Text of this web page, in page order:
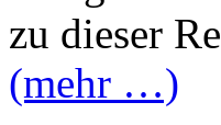
zu dieser
(mehr …)